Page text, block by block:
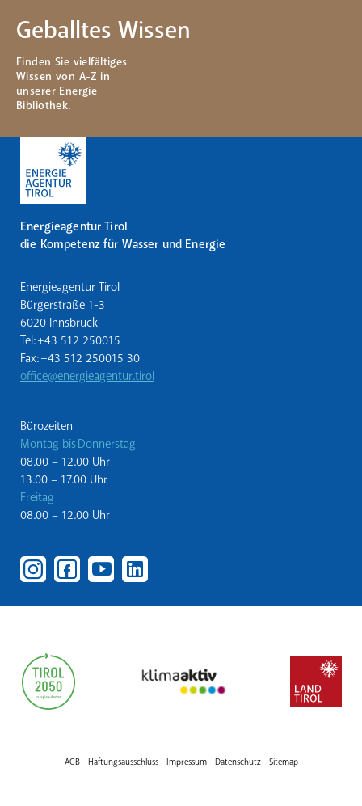
Geballtes Wissen
Finden Sie vielfältiges
Wissen von A-Z in
unserer Energie
Bibliothek.
Energieagentur Tirol
die Kompetenz für Wasser und Energie
Energieagentur Tirol
Bürgerstraße 1-3
6020 Innsbruck
Tel: +43 512 250015
Fax: +43 512 250015 30
office@energieagentur.tirol
Bürozeiten
Montag bis Donnerstag
08.00 – 12.00 Uhr
13.00 – 17.00 Uhr
Freitag
08.00 – 12.00 Uhr
AGB Haftungsausschluss Impressum Datenschutz Sitemap